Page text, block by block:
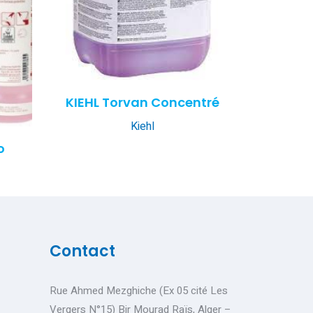
KIEHL Torvan Concentré
Kiehl
Contact
Rue Ahmed Mezghiche (Ex 05 cité Les
Vergers N°15) Bir Mourad Raïs, Alger –